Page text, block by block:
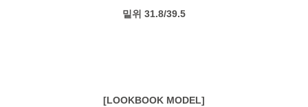
밑위 31.8/39.5
[LOOKBOOK MODEL]